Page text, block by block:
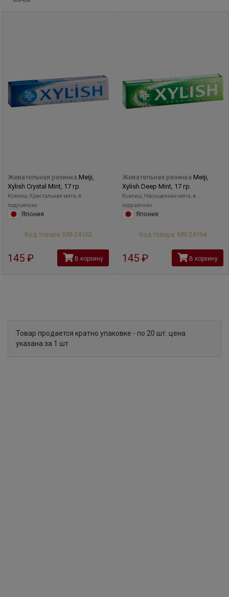
Жевательная резинка Meiji,
Xylish Crystal Mint, 17 гр.
Ксилиш, Кристальная мята, в
подушечках
Япония
Код товара: МВ-24162
145 В корзину
Жевательная резинка Meiji,
Xylish Deep Mint, 17 гр.
Ксилиш, Насыщенная мята, в
подушечках
Япония
Код товара: МВ-24164
145 В корзину
Товар продается кратно упаковке - по 20 шт. цена
указана за 1 шт